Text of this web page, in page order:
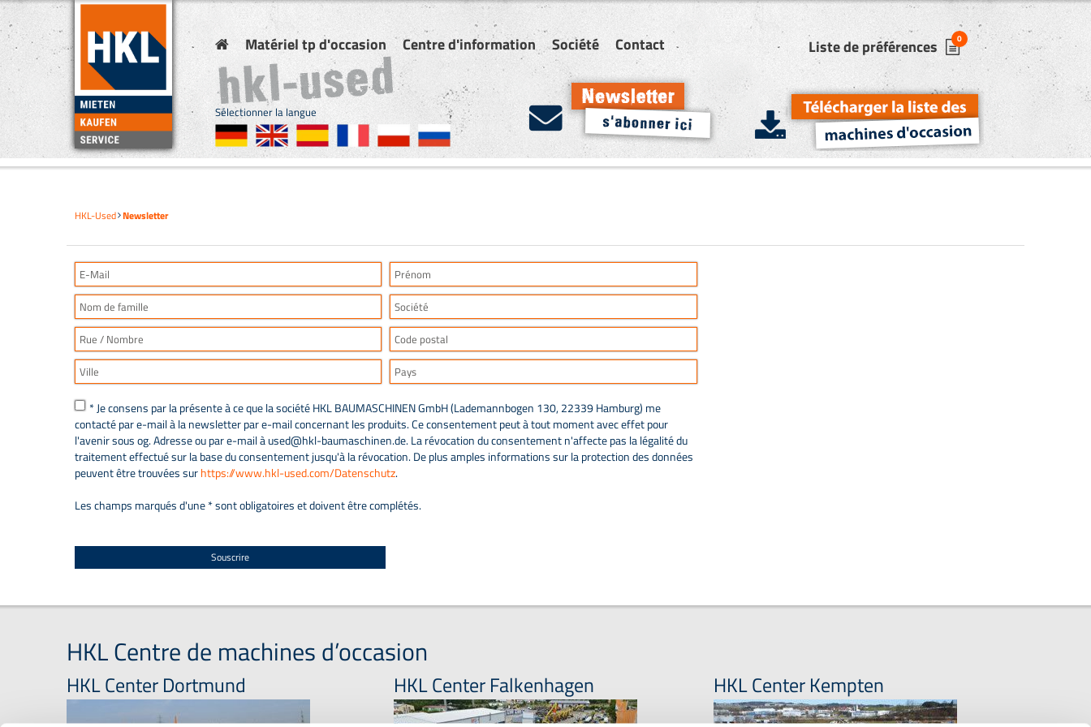
Matériel tp d'occasion Centre d'information Société Contact Liste de préférences 0
Sélectionner la langue
HKL-Used Newsletter
* Je consens par la présente à ce que la société HKL BAUMASCHINEN GmbH (Lademannbogen 130, 22339 Hamburg) me
contacté par e-mail à la newsletter par e-mail concernant les produits. Ce consentement peut à tout moment avec effet pour
l'avenir sous og. Adresse ou par e-mail à used@hkl-baumaschinen.de. La révocation du consentement n'affecte pas la légalité du
traitement effectué sur la base du consentement jusqu'à la révocation. De plus amples informations sur la protection des données
peuvent être trouvées surhttps://www.hkl-used.com/Datenschutz.
Les champs marqués d'une * sont obligatoires et doivent être complétés.
Souscrire
HKL Centre de machines d’occasion
HKL Center Dortmund HKL Center Falkenhagen HKL Center Kempten